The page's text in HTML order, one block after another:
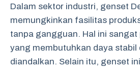
Dalam sektor industri, genset
memungkinkan fasilitas
tanpa gangguan. Hal ini
yang membutuhkan daya stabil
diandalkan. Selain itu, genset